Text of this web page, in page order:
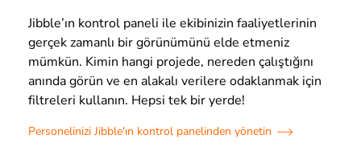
Jibble’ın kontrol paneli ile ekibinizin faaliyetlerinin
gerçek zamanlı bir görünümünü elde etmeniz
mümkün. Kimin hangi projede, nereden çalıştığını
anında görün ve en alakalı verilere odaklanmak için
filtreleri kullanın. Hepsi tek bir yerde!
Personelinizi Jibble'ın kontrol panelinden yönetin